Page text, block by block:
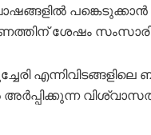
ശേഷം
അർപ്പിക്കുന്ന